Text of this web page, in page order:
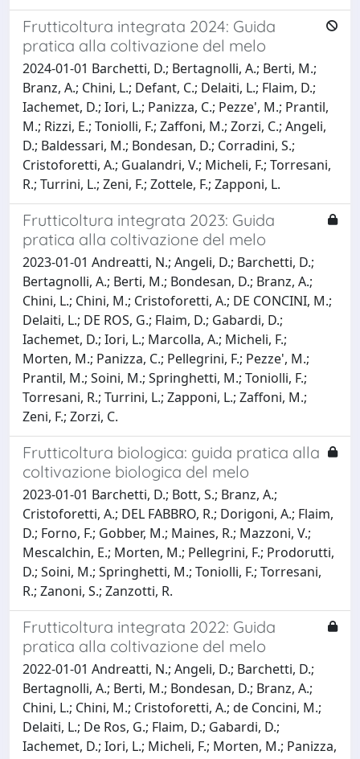
Frutticoltura integrata 2024: Guida
pratica alla coltivazione del melo
2024-01-01 Barchetti, D.; Bertagnolli, A.; Berti, M.;
Branz, A.; Chini, L.; Defant, C.; Delaiti, L.; Flaim, D.;
Iachemet, D.; Iori, L.; Panizza, C.; Pezze', M.; Prantil,
M.; Rizzi, E.; Toniolli, F.; Zaffoni, M.; Zorzi, C.; Angeli,
D.; Baldessari, M.; Bondesan, D.; Corradini, S.;
Cristoforetti, A.; Gualandri, V.; Micheli, F.; Torresani,
R.; Turrini, L.; Zeni, F.; Zottele, F.; Zapponi, L.
Frutticoltura integrata 2023: Guida
pratica alla coltivazione del melo
2023-01-01 Andreatti, N.; Angeli, D.; Barchetti, D.;
Bertagnolli, A.; Berti, M.; Bondesan, D.; Branz, A.;
Chini, L.; Chini, M.; Cristoforetti, A.; DE CONCINI, M.;
Delaiti, L.; DE ROS, G.; Flaim, D.; Gabardi, D.;
Iachemet, D.; Iori, L.; Marcolla, A.; Micheli, F.;
Morten, M.; Panizza, C.; Pellegrini, F.; Pezze', M.;
Prantil, M.; Soini, M.; Springhetti, M.; Toniolli, F.;
Torresani, R.; Turrini, L.; Zapponi, L.; Zaffoni, M.;
Zeni, F.; Zorzi, C.
Frutticoltura biologica: guida pratica alla
coltivazione biologica del melo
2023-01-01 Barchetti, D.; Bott, S.; Branz, A.;
Cristoforetti, A.; DEL FABBRO, R.; Dorigoni, A.; Flaim,
D.; Forno, F.; Gobber, M.; Maines, R.; Mazzoni, V.;
Mescalchin, E.; Morten, M.; Pellegrini, F.; Prodorutti,
D.; Soini, M.; Springhetti, M.; Toniolli, F.; Torresani,
R.; Zanoni, S.; Zanzotti, R.
Frutticoltura integrata 2022: Guida
pratica alla coltivazione del melo
2022-01-01 Andreatti, N.; Angeli, D.; Barchetti, D.;
Bertagnolli, A.; Berti, M.; Bondesan, D.; Branz, A.;
Chini, L.; Chini, M.; Cristoforetti, A.; de Concini, M.;
Delaiti, L.; De Ros, G.; Flaim, D.; Gabardi, D.;
Iachemet, D.; Iori, L.; Micheli, F.; Morten, M.; Panizza,